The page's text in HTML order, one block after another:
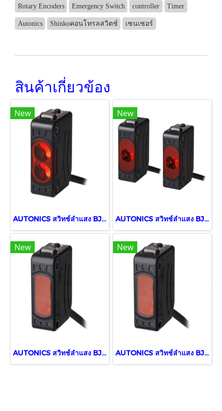
Rotary Encoders Emergency Switch controller Timer
Autonics Shinkoคอนโทรลสวิตช์ เซนเซอร์
สินค้าเกี่ยวข้อง
New
AUTONICS สวิทช์ลำแสง BJ300-DDT
New
AUTONICS สวิทช์ลำแสง BJ10M-TDT
New
AUTONICS สวิทช์ลำแสง BJ3M-PDT
New
AUTONICS สวิทช์ลำแสง BJ3M-PDT-P